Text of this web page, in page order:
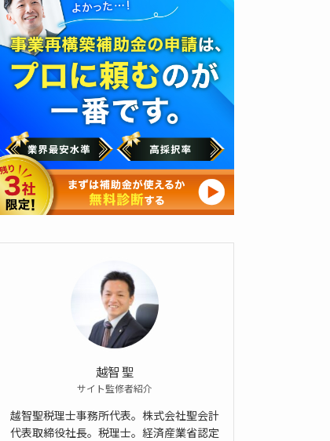
越智 聖
サイト監修者紹介
越智聖税理士事務所代表。株式会社聖会計
代表取締役社長。税理士。経済産業省認定